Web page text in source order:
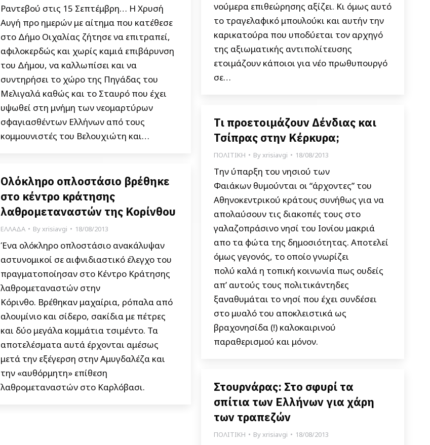
νούμερα επιθεώρησης αξίζει. Κι όμως αυτό
το τραγελαφικό μπουλούκι και αυτήν την
καρικατούρα που υποδύεται τον αρχηγό
της αξιωματικής αντιπολίτευσης
ετοιμάζουν κάποιοι για νέο πρωθυπουργό
σε…
Ραντεβού στις 15 Σεπτέμβρη… Η Χρυσή
Αυγή προ ημερών με αίτημα που κατέθεσε
στο Δήμο Οιχαλίας ζήτησε να επιτραπεί,
αφιλοκερδώς και χωρίς καμιά επιβάρυνση
του Δήμου, να καλλωπίσει και να
συντηρήσει το χώρο της Πηγάδας του
Μελιγαλά καθώς και το Σταυρό που έχει
υψωθεί στη μνήμη των νεομαρτύρων
σφαγιασθέντων Ελλήνων από τους
κομμουνιστές του Βελουχιώτη και…
Τι προετοιμάζουν Δένδιας και
Τσίπρας στην Κέρκυρα;
ΠΟΛΙΤΙΚΗ Byxrisiavgi 18/08/2013
Την ύπαρξη του νησιού των
Φαιάκων θυμούνται οι “άρχοντες” του
Αθηνοκεντρικού κράτους συνήθως για να
απολαύσουν τις διακοπές τους στο
γαλαζοπράσινο νησί του Ιονίου μακριά
απο τα φώτα της δημοσιότητας. Αποτελεί
όμως γεγονός, το οποίο γνωρίζει
πολύ καλά η τοπική κοινωνία πως ουδείς
απ’ αυτούς τους πολιτικάντηδες
ξαναθυμάται το νησί που έχει συνδέσει
στο μυαλό του αποκλειστικά ως
βραχονησίδα (!) καλοκαιρινού
παραθερισμού και μόνον.
Ολόκληρο οπλοστάσιο βρέθηκε
στο κέντρο κράτησης
λαθρομεταναστών της Κορίνθου
ΕΛΛΑΔΑ Byxrisiavgi 18/08/2013
Ένα ολόκληρο οπλοστάσιο ανακάλυψαν
αστυνομικοί σε αιφνιδιαστικό έλεγχο του
πραγματοποίησαν στο Κέντρο Κράτησης
λαθρομεταναστών στην
Κόρινθο. Βρέθηκαν μαχαίρια, ρόπαλα από
αλουμίνιο και σίδερο, σακίδια με πέτρες
και δύο μεγάλα κομμάτια τσιμέντο. Τα
αποτελέσματα αυτά έρχονται αμέσως
μετά την εξέγερση στην Αμυγδαλέζα και
την «αυθόρμητη» επίθεση
λαθρομεταναστών στο Καρλόβασι.
Στουρνάρας: Στο σφυρί τα
σπίτια των Ελλήνων για χάρη
των τραπεζών
ΠΟΛΙΤΙΚΗ Byxrisiavgi 18/08/2013